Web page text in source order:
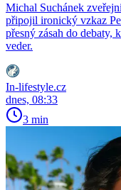
Michal Suchánek
připojil ironický vzkaz
přesný zásah do debaty,
veder.
In-lifestyle.cz
dnes, 08:33
3 min